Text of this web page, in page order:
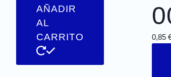
AÑADIR
AL
CARRITO
0,85